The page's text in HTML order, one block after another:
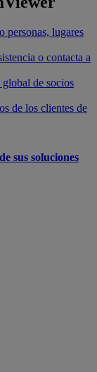
personas, lugares
o contacta a
de socios
de los clientes de
sus soluciones